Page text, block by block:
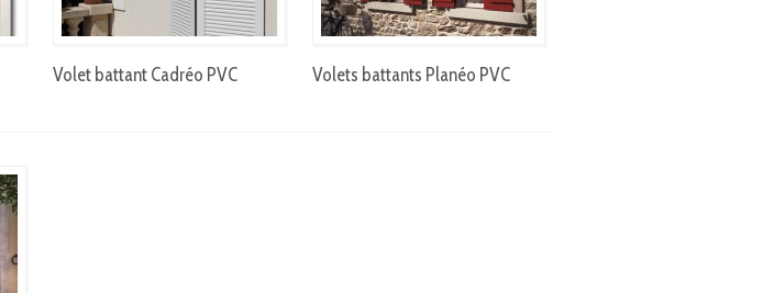
Volet battant Cadréo PVC Volets battants Planéo PVC